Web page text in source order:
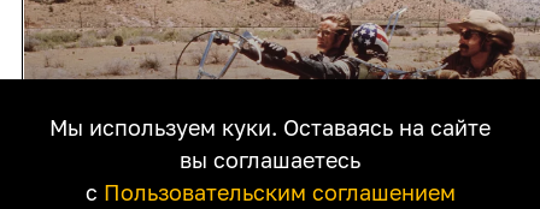
Мы используем куки. Оставаясь на сайте
вы соглашаетесь
с Пользовательским соглашением